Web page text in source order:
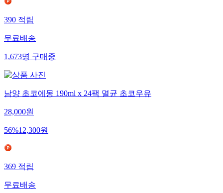
390적립
무료배송
1,673명구매중
남양 초코에몽 190ml x 24팩 멸균 초코우유
28,000원
56%12,300원
369적립
무료배송